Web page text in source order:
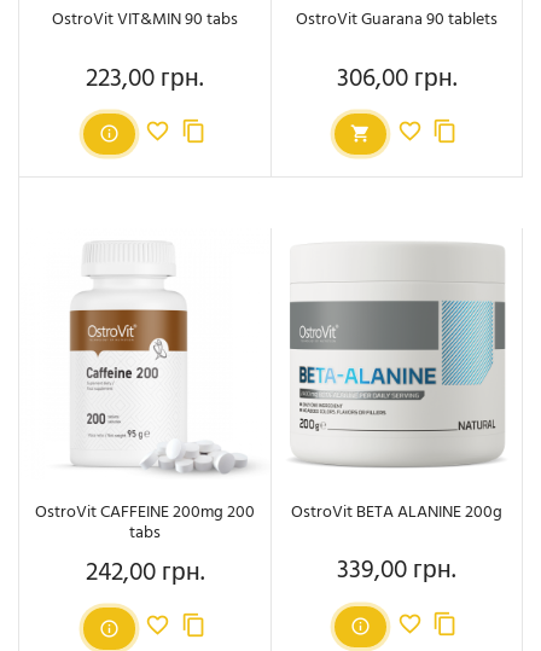
OstroVit VIT&MIN 90 tabs
Ціна
223,00 грн.
OstroVit Guarana 90 tablets
Ціна
306,00 грн.
OstroVit CAFFEINE 200mg 200
tabs
Ціна
242,00 грн.
OstroVit BETA ALANINE 200g
Ціна
339,00 грн.